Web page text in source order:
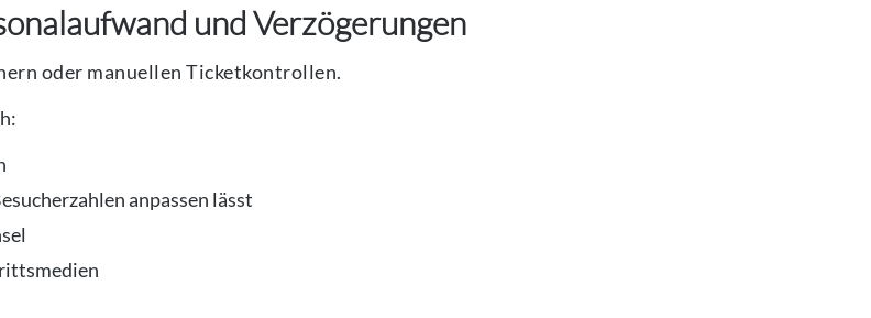
und Verzögerungen
oder manuellen Ticketkontrollen.
anpassen lässt